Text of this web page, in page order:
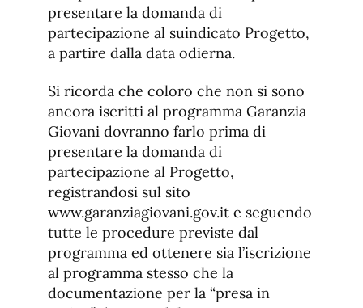
presentare la domanda di
partecipazione al suindicato Progetto,
a partire dalla data odierna.
Si ricorda che coloro che non si sono
ancora iscritti al programma Garanzia
Giovani dovranno farlo prima di
presentare la domanda di
partecipazione al Progetto,
registrandosi sul sito
www.garanziagiovani.gov.it e seguendo
tutte le procedure previste dal
programma ed ottenere sia l’iscrizione
al programma stesso che la
documentazione per la “presa in